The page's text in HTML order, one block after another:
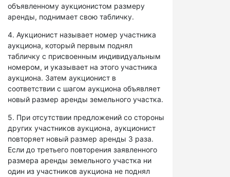
объявленному аукционистом размеру
аренды, поднимает свою табличку.
4. Аукционист называет номер участника
аукциона, который первым поднял
табличку с присвоенным индивидуальным
номером, и указывает на этого участника
аукциона. Затем аукционист в
соответствии с шагом аукциона объявляет
новый размер аренды земельного участка.
5. При отсутствии предложений со стороны
других участников аукциона, аукционист
повторяет новый размер аренды 3 раза.
Если до третьего повторения заявленного
размера аренды земельного участка ни
один из участников аукциона не поднял